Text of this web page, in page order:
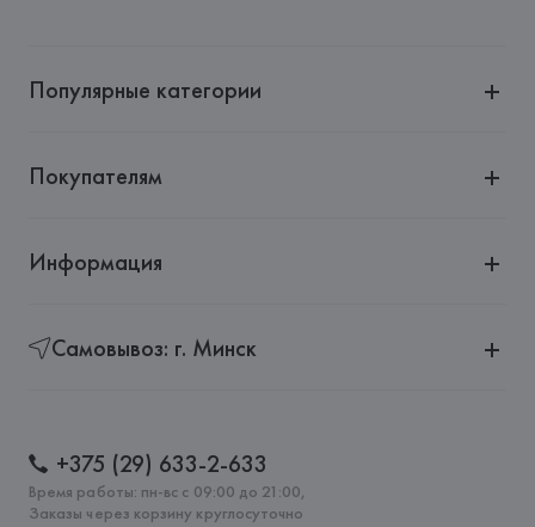
Популярные категории
Покупателям
Информация
Самовывоз: г. Минск
+375 (29) 633-2-633
Время работы: пн-вс с 09:00 до 21:00,
Заказы через корзину круглосуточно